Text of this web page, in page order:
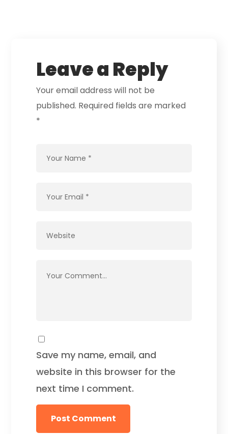
Leave a Reply
Your email address will not be
published. Required fields are marked
*
Save my name, email, and
website in this browser for the
next time I comment.